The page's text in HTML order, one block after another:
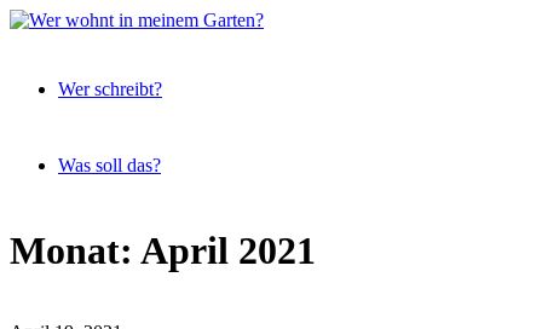
wohnt
meinem
vor der
Terrassentür
Wer schreibt?
Was soll das?
Skip
to
Monat: April 2021